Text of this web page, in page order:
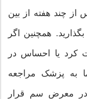
چند هفته از بین
همچنین اگر
کرد یا احساس در
به پزشک مراجعه
در معرض سم قرار